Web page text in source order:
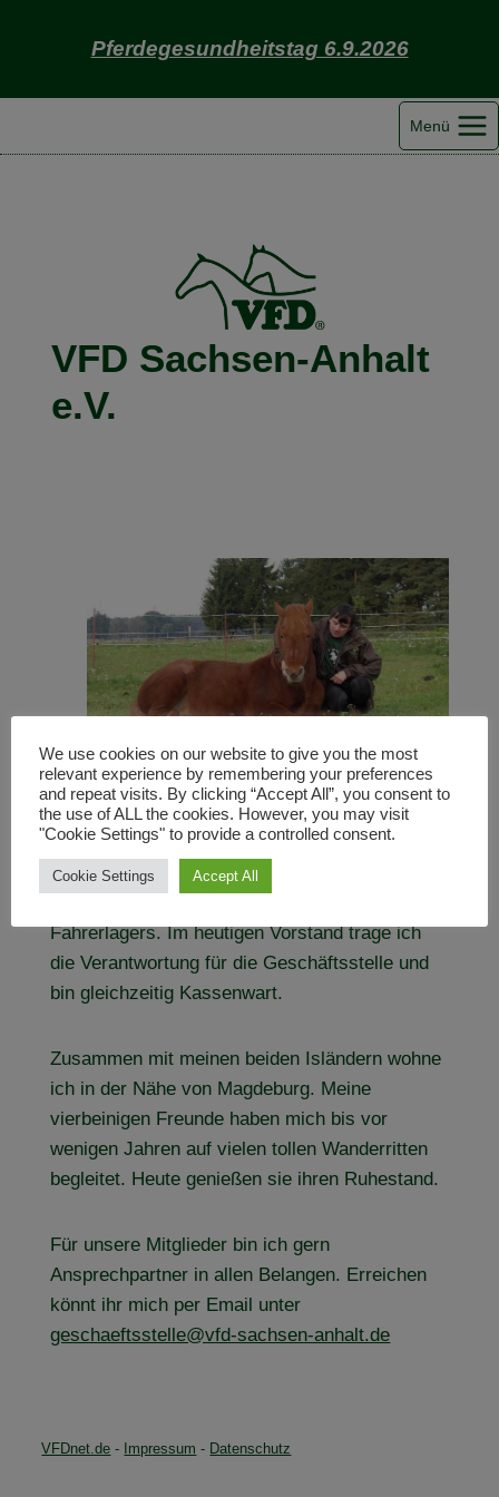
Pferdegesundheitstag 6.9.2026
Menü
VFD Sachsen-Anhalt
e.V.
Ich bin Eckhard Markowski und das „Urgestein“
der VFD in Sachsen-Anhalt. 2010 war ich
Gründungsmitglied unseres Landesverbandes,
Fahrerlagers. Im heutigen Vorstand trage ich
die Verantwortung für die Geschäftsstelle und
bin gleichzeitig Kassenwart.
Zusammen mit meinen beiden Isländern wohne
ich in der Nähe von Magdeburg. Meine
vierbeinigen Freunde haben mich bis vor
wenigen Jahren auf vielen tollen Wanderritten
begleitet. Heute genießen sie ihren Ruhestand.
Für unsere Mitglieder bin ich gern
Ansprechpartner in allen Belangen. Erreichen
könnt ihr mich per Email unter
geschaeftsstelle@vfd-sachsen-anhalt.de
VFDnet.de - Impressum - Datenschutz
We use cookies on our website to give you the most
relevant experience by remembering your preferences
and repeat visits. By clicking “Accept All”, you consent to
the use of ALL the cookies. However, you may visit
"Cookie Settings" to provide a controlled consent.
Cookie Settings Accept All